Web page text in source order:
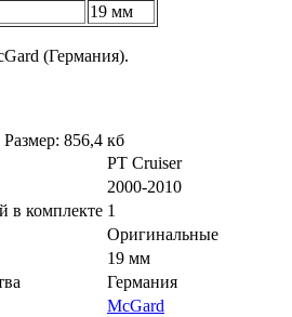
19 мм
(Германия).
Размер: 856,4 кб
PT Cruiser
2000-2010
в комплекте 1
Оригинальные
19 мм
Германия
McGard